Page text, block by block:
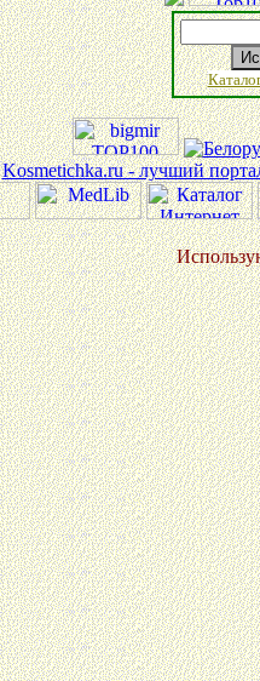
Kosmetichka.ru - лучший